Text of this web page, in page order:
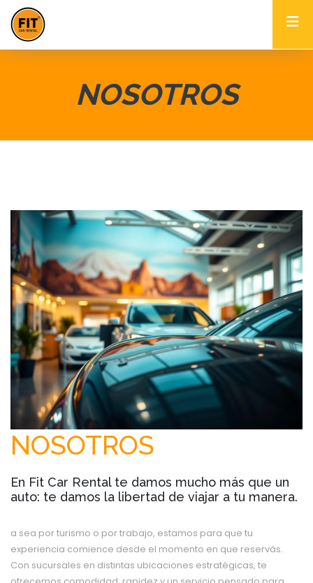
NOSOTROS
NOSOTROS
En Fit Car Rental te damos mucho más que un
auto: te damos la libertad de viajar a tu manera.
a sea por turismo o por trabajo, estamos para que tu
experiencia comience desde el momento en que reservás.
Con sucursales en distintas ubicaciones estratégicas, te